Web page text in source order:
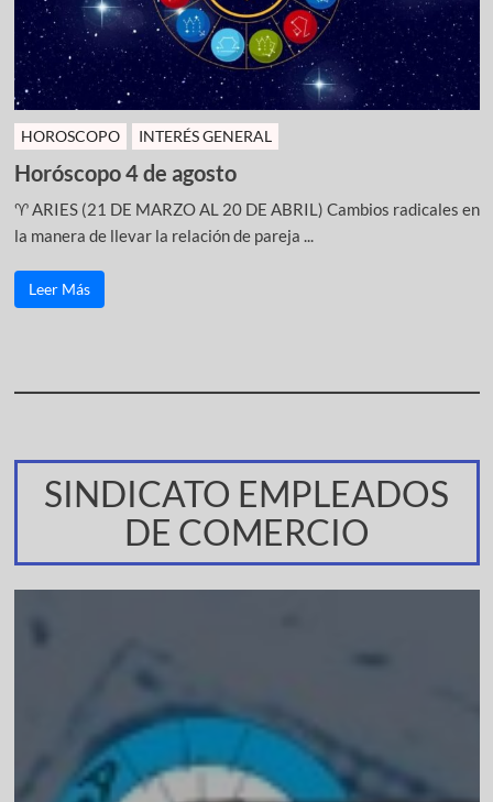
HOROSCOPO INTERÉS GENERAL
Horóscopo 4 de agosto
♈ ARIES (21 DE MARZO AL 20 DE ABRIL) Cambios radicales en
la manera de llevar la relación de pareja ...
Leer Más
SINDICATO EMPLEADOS
DE COMERCIO